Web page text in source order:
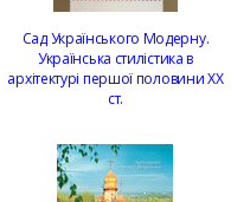
Сад Українського Модерну.
Українська стилістика в
архітектурі першої половини ХХ
ст.